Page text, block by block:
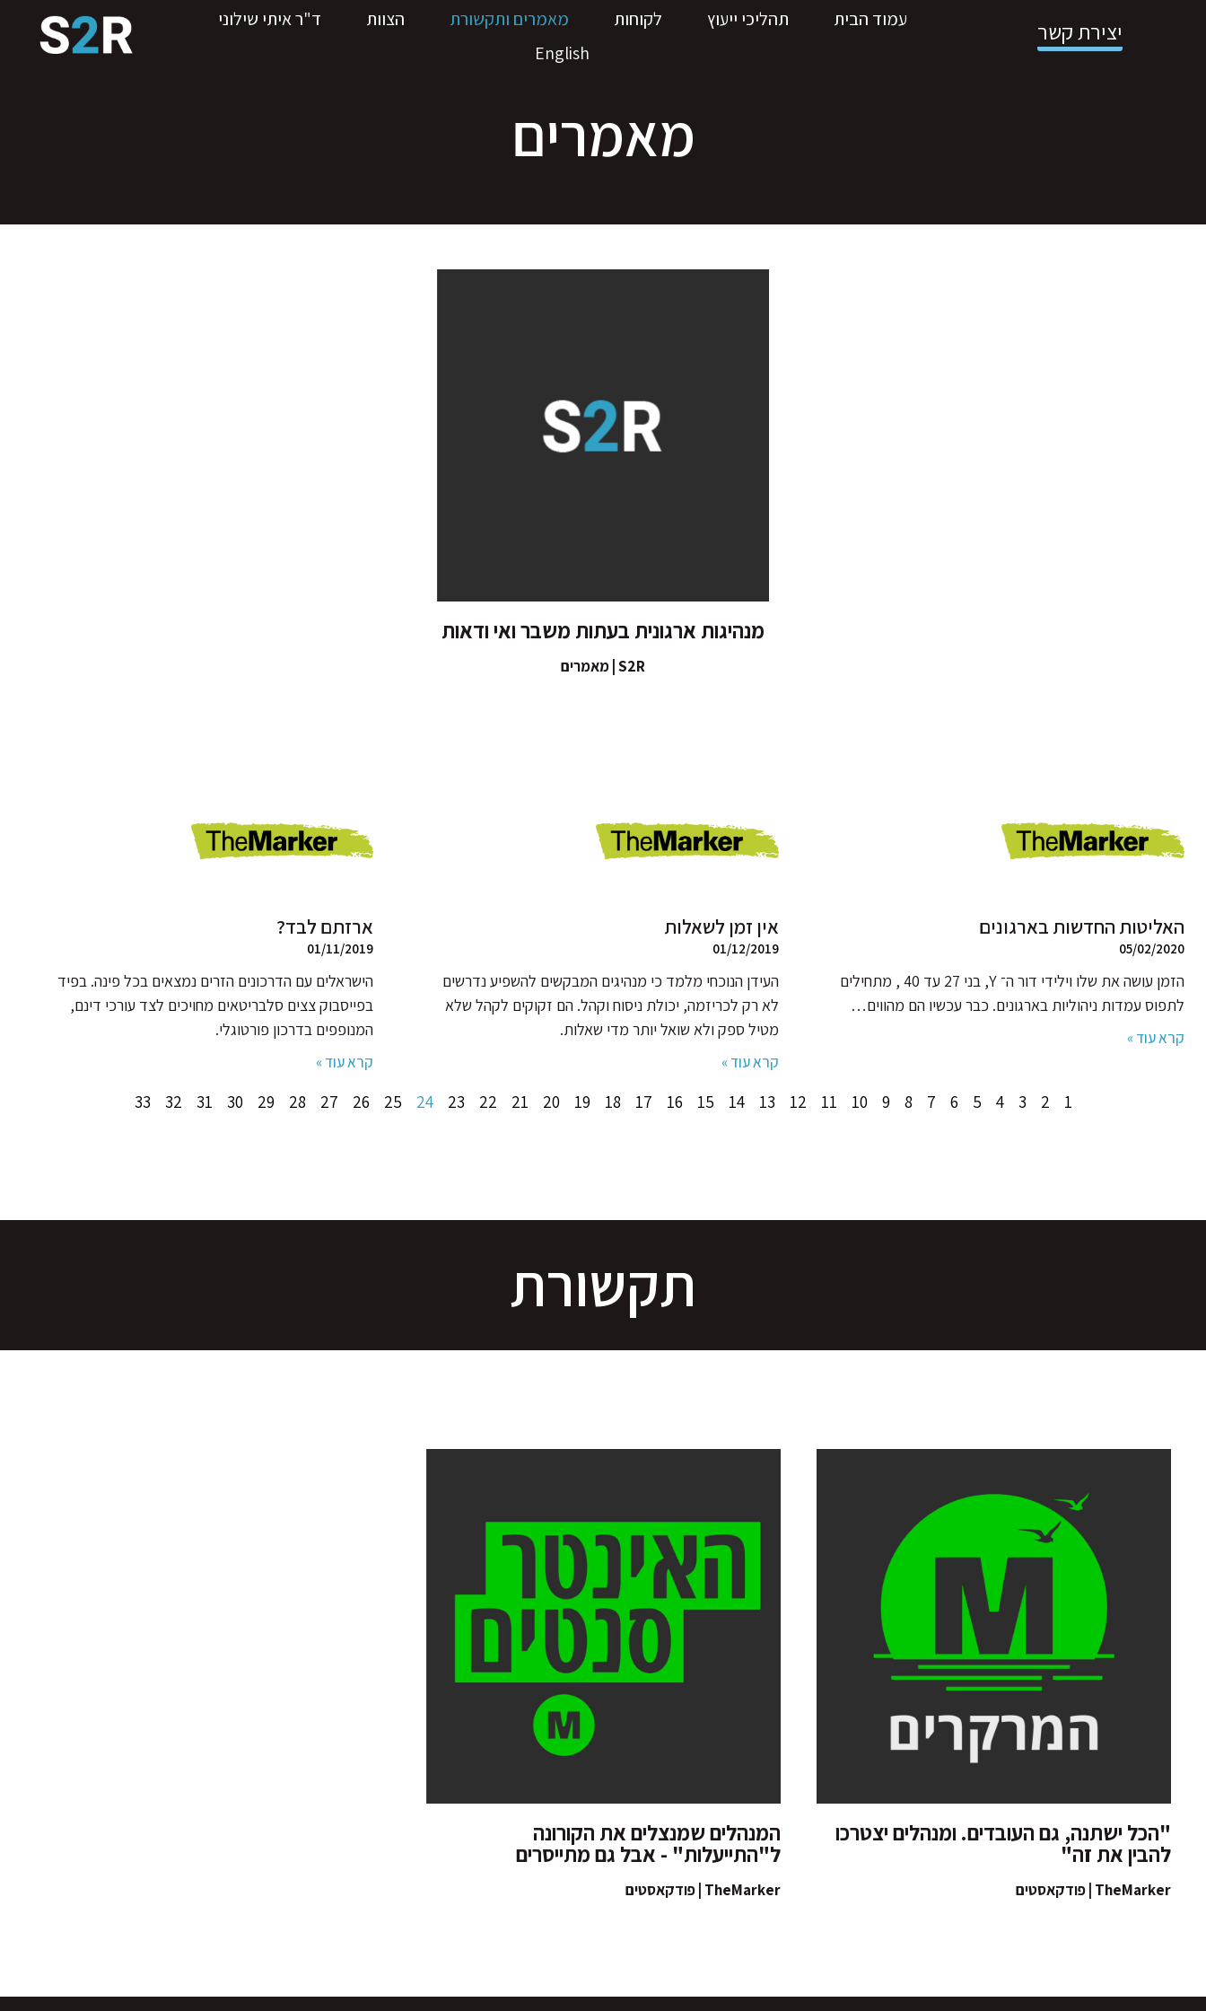
יצירת קשר עמוד הבית תהליכי ייעוץ לקוחות מאמרים ותקשורת הצוות
ד"ר איתי שילוני
English
מאמרים
מנהיגות ארגונית בעתות משבר ואי ודאות
S2R | מאמרים
האליטות החדשות בארגונים
05/02/2020
הזמן עושה את שלו וילידי דור ה־ Y, בני 27 עד 40 , מתחילים
לתפוס עמדות ניהוליות בארגונים. כבר עכשיו הם מהווים…
קרא עוד »
אין זמן לשאלות
01/12/2019
העידן הנוכחי מלמד כי מנהיגים המבקשים להשפיע נדרשים
לא רק לכריזמה, יכולת ניסוח וקהל. הם זקוקים לקהל שלא
מטיל ספק ולא שואל יותר מדי שאלות.
קרא עוד »
ארזתם לבד?
01/11/2019
הישראלים עם הדרכונים הזרים נמצאים בכל פינה. בפיד
בפייסבוק צצים סלבריטאים מחויכים לצד עורכי דינם,
המנופפים בדרכון פורטוגלי.
קרא עוד »
1
2
3
4
5
6
7
8
9
10
11
12
13
14
15
16
17
18
19
20
21
22
23
24
25
26
27
28
29
30
31
32
33
תקשורת
"הכל ישתנה, גם העובדים. ומנהלים יצטרכו
להבין את זה"
TheMarker | פודקאסטים
המנהלים שמנצלים את הקורונה
ל"התייעלות" - אבל גם מתייסרים
TheMarker | פודקאסטים